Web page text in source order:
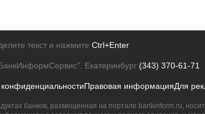
текст и нажмите Ctrl+Enter
Екатеринбург (343) 370-61-71
Правовая информацияДля
банков, размещенная на портале bankinform.ru,